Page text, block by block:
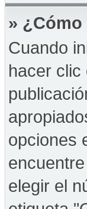
»
Cuando
hacer clic
opciones
elegir el